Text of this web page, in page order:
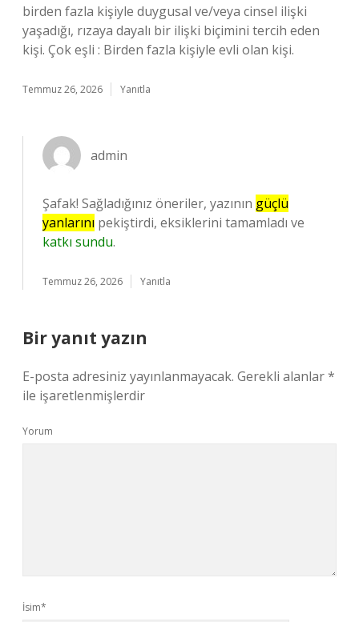
birden fazla kişiyle duygusal ve/veya cinsel ilişki
yaşadığı, rızaya dayalı bir ilişki biçimini tercih eden
kişi. Çok eşli : Birden fazla kişiyle evli olan kişi.
Temmuz 26, 2026 Yanıtla
admin
Şafak! Sağladığınız öneriler, yazının güçlü
yanlarını pekiştirdi, eksiklerini tamamladı ve
katkı sundu.
Temmuz 26, 2026 Yanıtla
Bir yanıt yazın
E-posta adresiniz yayınlanmayacak. Gerekli alanlar*
ile işaretlenmişlerdir
Yorum
İsim*